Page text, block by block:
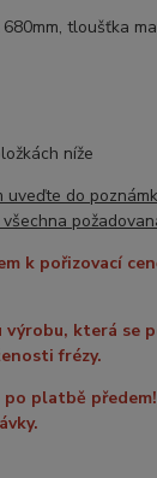
tloušťka
níže
uveďte do
k pořizovací
výrobu, která se
frézy.
po platbě